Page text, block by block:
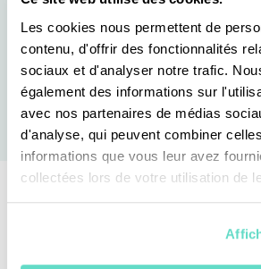
Les cookies nous permettent de
contenu, d'offrir des fonctionnalités
sociaux et d'analyser notre trafic.
également des informations sur
avec nos partenaires de médias
d'analyse, qui peuvent combiner
informations que vous leur avez
collectées lors de votre utilisation de
Faire
défiler
en
arrière
Faire
défiler
en
avant